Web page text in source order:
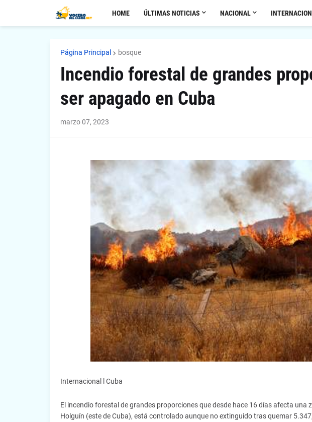
HOME ÚLTIMAS NOTICIAS NACIONAL
Página Principal bosque
Incendio forestal de grandes
ser apagado en Cuba
marzo 07, 2023
Internacional l Cuba
El incendio forestal de grandes proporciones que desde hace 16 días afecta una
Holguín (este de Cuba), está controlado aunque no extinguido tras quemar